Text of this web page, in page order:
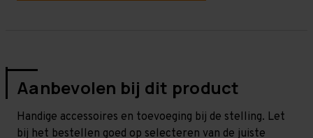
Aanbevolen bij dit product
Handige accessoires en toevoeging bij de stelling. Let
bij het bestellen goed op selecteren van de juiste